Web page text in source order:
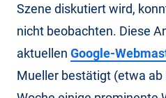
Szene diskutiert wird,
nicht beobachten. Diese
aktuellen Google-
Mueller bestätigt (etwa ab